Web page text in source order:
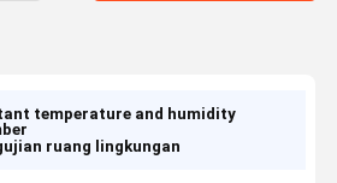
temperature and humidity
ruang lingkungan